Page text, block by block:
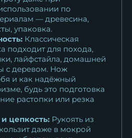
по
— древесина,
упаковка.
Классическая
подходит для похода,
лайфстайла, домашней
с деревом. Нож
и как надёжный
будь это подготовка
растопки или резка
цепкость: Рукоять из
даже в мокрой